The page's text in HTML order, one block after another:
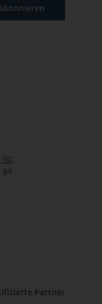
90
89
Partner